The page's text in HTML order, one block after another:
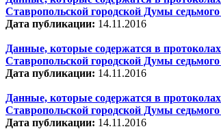
Ставропольской городской Думы
Дата публикации: 14.11.2016
Данные, которые содержатся в
Ставропольской городской Думы
Дата публикации: 14.11.2016
Данные, которые содержатся в
Ставропольской городской Думы
Дата публикации: 14.11.2016